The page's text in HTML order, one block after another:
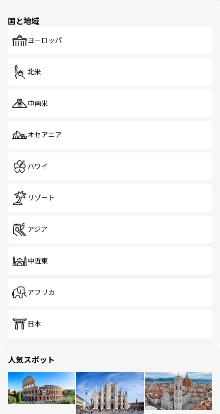
で、ホーカーズは地元の風情を楽しめる外せないスポット
国と地域
ヨーロッパ
北米
中南米
オセアニア
ハワイ
リゾート
アジア
中近東
アフリカ
日本
人気スポット